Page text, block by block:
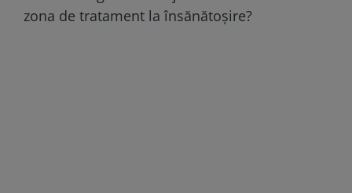
zona de tratament la însănătoşire?